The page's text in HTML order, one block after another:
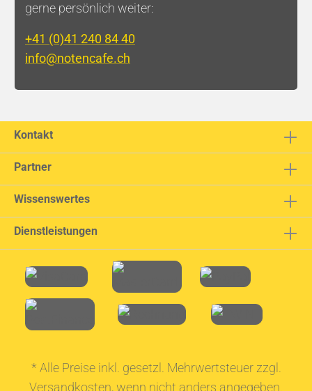
gerne persönlich weiter:
+41 (0)41 240 84 40
info@notencafe.ch
Kontakt
Partner
Wissenswertes
Dienstleistungen
* Alle Preise inkl. gesetzl. Mehrwertsteuer zzgl.
Versandkosten, wenn nicht anders angegeben.